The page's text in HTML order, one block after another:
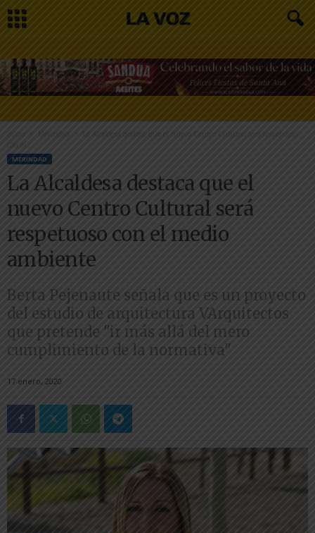
Inicio
La Alcaldesa destaca que el nuevo Centro Cultural será respetuoso
MERINDAD
La Alcaldesa destaca que el
nuevo Centro Cultural será
respetuoso con el medio
ambiente
Berta Pejenaute señala que es un proyecto
del estudio de arquitectura VArquitectos
que pretende "ir más allá del mero
cumplimiento de la normativa"
17 enero, 2020